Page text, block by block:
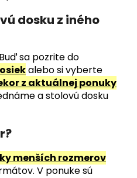
dosku z iného
sa pozrite do
alebo si vyberte
z aktuálnej ponuky
a stolovú dosku
menších rozmerov
V ponuke sú